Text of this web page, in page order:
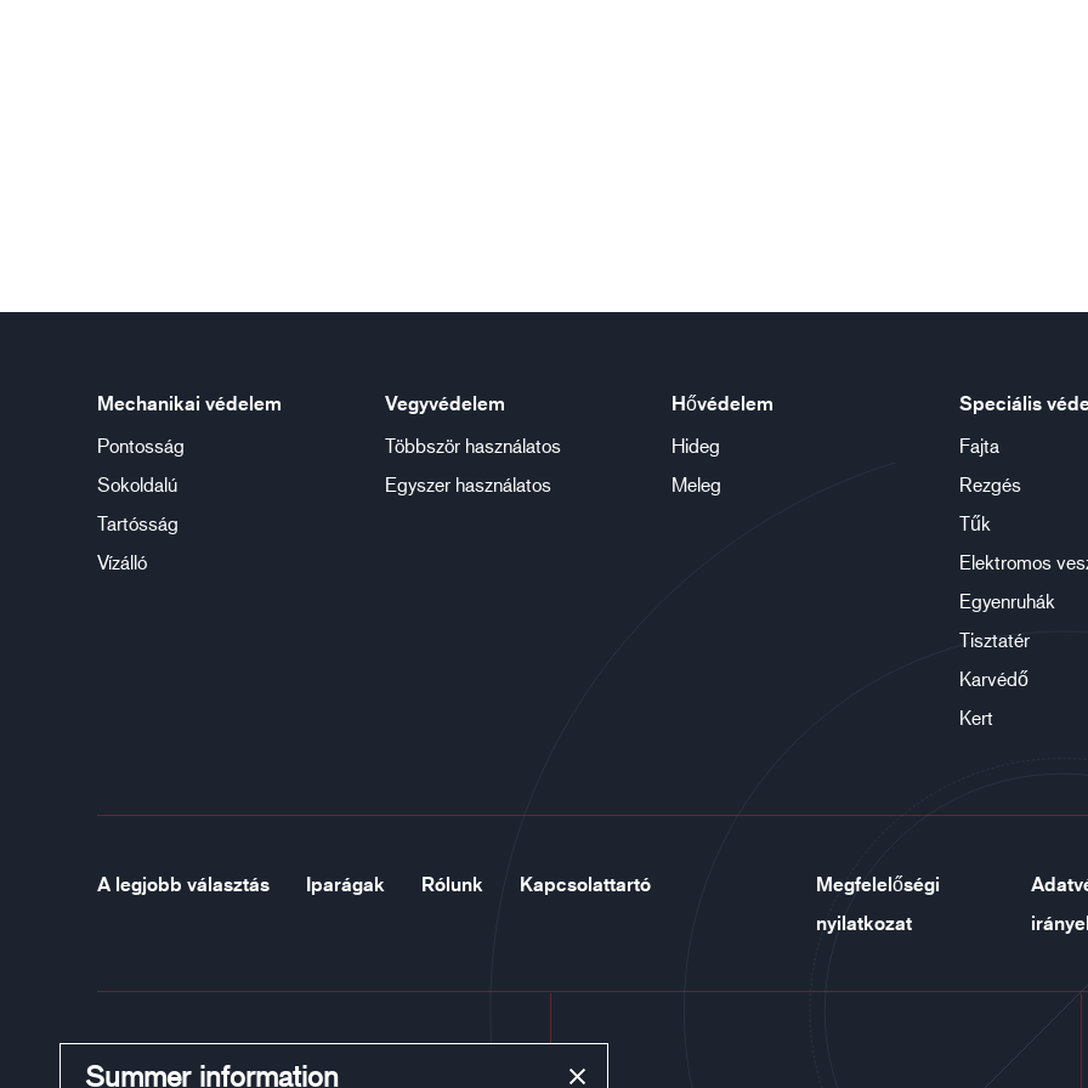
Mechanikai védelem
Pontosság
Sokoldalú
Tartósság
Vízálló
Vegyvédelem
Többször használatos
Egyszer használatos
Hővédelem
Hideg
Meleg
Speciális
Fajta
Rezgés
Tűk
Elektromos
Egyenruhák
Tisztatér
Karvédő
Kert
A legjobb választás Iparágak Rólunk Kapcsolattartó
Megfelelőségi
nyilatkozat
Summer information